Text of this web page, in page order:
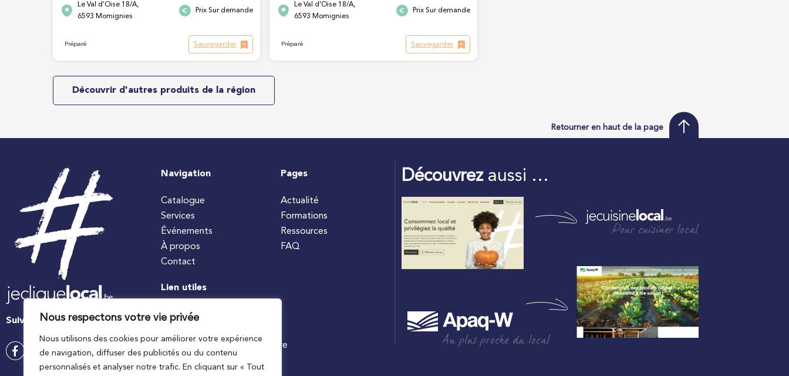
Nous respectons votre vie privée
Nous utilisons des cookies pour améliorer votre expérience
de navigation, diffuser des publicités ou du contenu
personnalisés et analyser notre trafic. En cliquant sur « Tout
Le Val d'Oise 18/A,
6593 Momignies
Prix Sur demande
Préparé Sauvegarder
Le Val d'Oise 18/A,
6593 Momignies
Prix Sur demande
Préparé Sauvegarder
Découvrir d'autres produits de la région
Retourner en haut de la page
Suivez-nous
Navigation
Catalogue
Services
Événements
À propos
Contact
Pages
Actualité
Formations
Ressources
FAQ
Lien utiles
#jecuisinelocal
Ministre wallon de l’agriculture
Découvrezaussi …
Pour cuisiner local
Au plus proche du local